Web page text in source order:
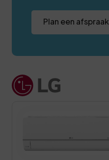
Plan een afspraak